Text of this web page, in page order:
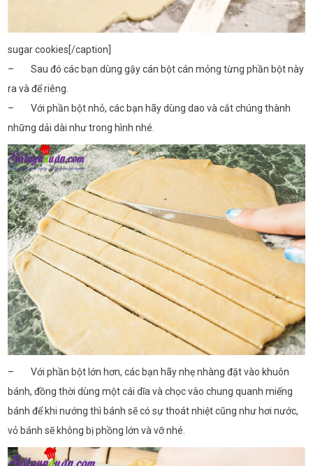
sugar cookies[/caption]
– Sau đó các bạn dùng gậy cán bột cán mỏng từng phần bột này
ra và để riêng.
– Với phần bột nhỏ, các bạn hãy dùng dao và cắt chúng thành
những dải dài như trong hình nhé.
– Với phần bột lớn hơn, các bạn hãy nhẹ nhàng đặt vào khuôn
bánh, đồng thời dùng một cái dĩa và chọc vào chung quanh miếng
bánh để khi nướng thì bánh sẽ có sự thoát nhiệt cũng như hơi nước,
vỏ bánh sẽ không bị phồng lớn và vỡ nhé.